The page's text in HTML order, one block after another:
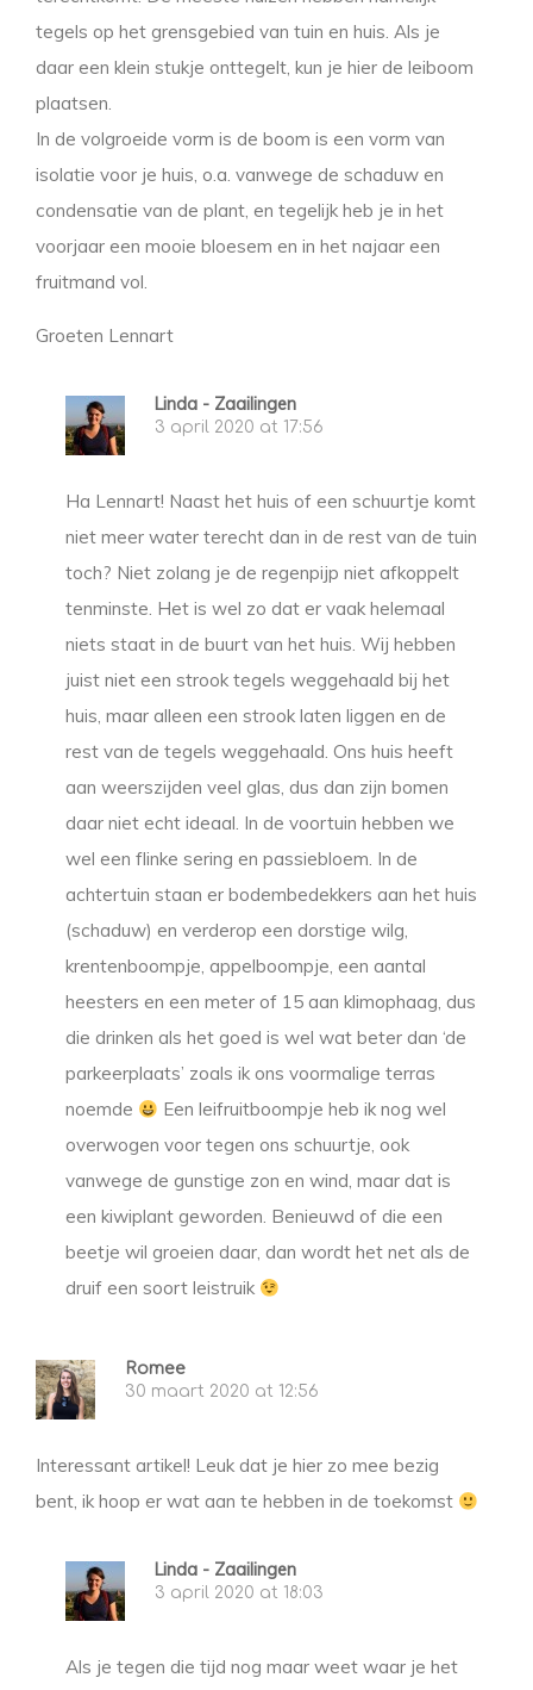
tegels op het grensgebied van tuin en huis. Als je
daar een klein stukje onttegelt, kun je hier de leiboom
plaatsen.
In de volgroeide vorm is de boom is een vorm van
isolatie voor je huis, o.a. vanwege de schaduw en
condensatie van de plant, en tegelijk heb je in het
voorjaar een mooie bloesem en in het najaar een
fruitmand vol.
Groeten Lennart
Linda - Zaailingen
3 april 2020 at 17:56
Ha Lennart! Naast het huis of een schuurtje komt
niet meer water terecht dan in de rest van de tuin
toch? Niet zolang je de regenpijp niet afkoppelt
tenminste. Het is wel zo dat er vaak helemaal
niets staat in de buurt van het huis. Wij hebben
juist niet een strook tegels weggehaald bij het
huis, maar alleen een strook laten liggen en de
rest van de tegels weggehaald. Ons huis heeft
aan weerszijden veel glas, dus dan zijn bomen
daar niet echt ideaal. In de voortuin hebben we
wel een flinke sering en passiebloem. In de
achtertuin staan er bodembedekkers aan het huis
(schaduw) en verderop een dorstige wilg,
krentenboompje, appelboompje, een aantal
heesters en een meter of 15 aan klimophaag, dus
die drinken als het goed is wel wat beter dan ‘de
parkeerplaats’ zoals ik ons voormalige terras
noemde
Een leifruitboompje heb ik nog wel
overwogen voor tegen ons schuurtje, ook
vanwege de gunstige zon en wind, maar dat is
een kiwiplant geworden. Benieuwd of die een
beetje wil groeien daar, dan wordt het net als de
druif een soort leistruik
Romee
30 maart 2020 at 12:56
Interessant artikel! Leuk dat je hier zo mee bezig
bent, ik hoop er wat aan te hebben in de toekomst
Linda - Zaailingen
3 april 2020 at 18:03
Als je tegen die tijd nog maar weet waar je het